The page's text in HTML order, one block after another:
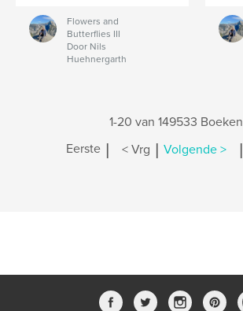
Flowers and
Butterflies III
Door Nils
Huehnergarth
1-20 van 149533 Boeken
Eerste | < Vrg | Volgende > |